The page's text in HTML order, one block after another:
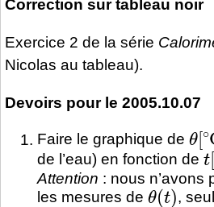
Correction sur tableau noir
Exercice 2 de la série
Nicolas au tableau).
Devoirs pour le 2005.10.07
Faire le graphique de
θ[
de l’eau) en fonction de
t[
Attention : nous n’avons
les mesures de
θ(t)
,